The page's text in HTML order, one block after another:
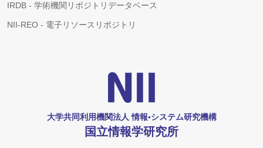
IRDB - 学術機関リポジトリデータベース
NII-REO - 電子リソースリポジトリ
大学共同利用機関法人 情報•システム研究機構
国立情報学研究所